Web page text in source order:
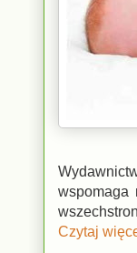
wspomaga
Czytaj